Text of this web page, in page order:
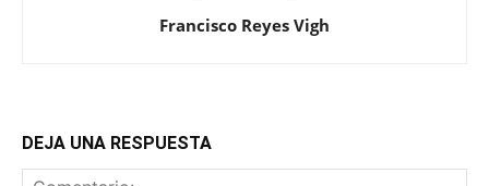
Francisco Reyes Vigh
DEJA UNA RESPUESTA